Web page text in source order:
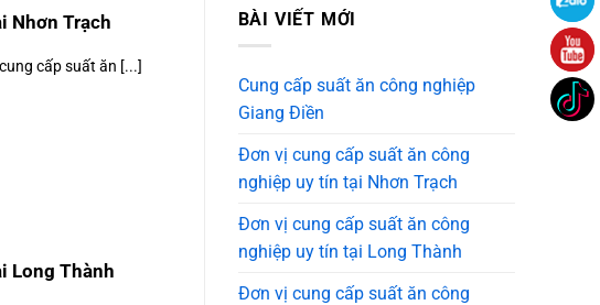
Nhơn Trạch
cấp suất ăn [...]
Long Thành
BÀI VIẾT MỚI
Cung cấp suất ăn công nghiệp
Giang Điền
Đơn vị cung cấp suất ăn công
nghiệp uy tín tại Nhơn Trạch
Đơn vị cung cấp suất ăn công
nghiệp uy tín tại Long Thành
Đơn vị cung cấp suất ăn công